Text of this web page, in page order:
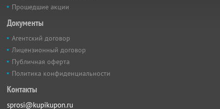
Прошедшие акции
Документы
Агентский договор
Лицензионный договор
Публичная оферта
Политика конфиденциальности
Контакты
sprosi@kupikupon.ru